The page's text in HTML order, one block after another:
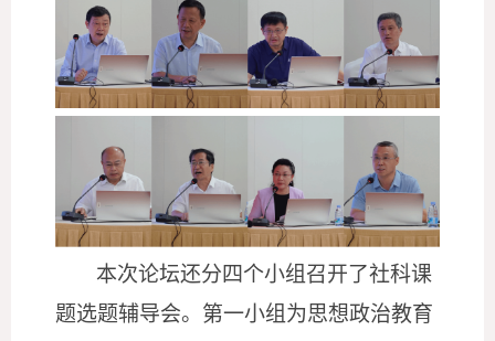
本次论坛还分四个小组召开了社科课
题选题辅导会。 第一小组为思想政治教育